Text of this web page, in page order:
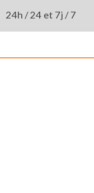
24h / 24 et 7j / 7